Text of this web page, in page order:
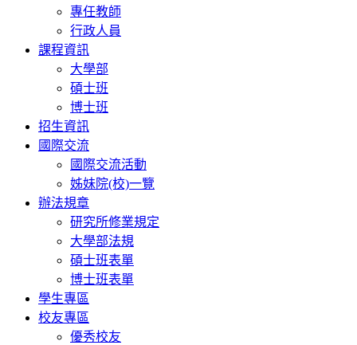
專任教師
行政人員
課程資訊
大學部
碩士班
博士班
招生資訊
國際交流
國際交流活動
姊妹院(校)一覽
辦法規章
研究所修業規定
大學部法規
碩士班表單
博士班表單
學生專區
校友專區
優秀校友